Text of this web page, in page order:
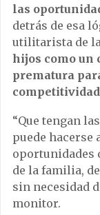
las
detrás de esa
utilitarista de
hijos como un
prematura
“Que tengan
puede hacerse
oportunidades
de la familia,
sin necesidad
monitor.